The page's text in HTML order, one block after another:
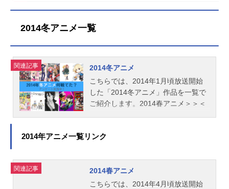
ャーズ僕のヒーローアカデミア
2014冬アニメ一覧
関連記事
2014冬アニメ
こちらでは、2014年1月頃放送開始
した「2014冬アニメ」作品を一覧で
ご紹介します。2014春アニメ＞＞＜
2014年アニメ一覧リンク
関連記事
2014春アニメ
こちらでは、2014年4月頃放送開始